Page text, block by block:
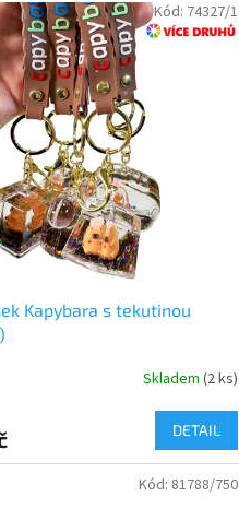
Kapybara s tekutinou
Skladem (2 ks)
DETAIL
Kód: 74327/1
Kód: 81788/750